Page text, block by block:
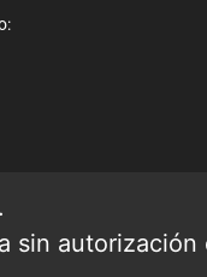
sin autorización